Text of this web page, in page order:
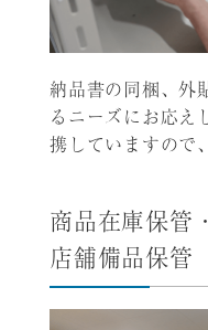
納品書の同梱、外
るニーズにお応え
携していますので
商品在庫保管・
店舗備品保管